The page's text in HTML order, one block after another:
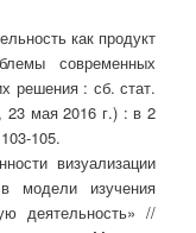
как продукт
современных
решения : сб. стат.
23 мая 2016 г.) : в 2
105.
визуализации
модели изучения
деятельность» //